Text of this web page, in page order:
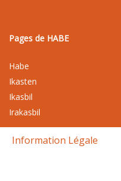
Pages de HABE
Habe
Ikasten
Ikasbil
Irakasbil
Information Légale